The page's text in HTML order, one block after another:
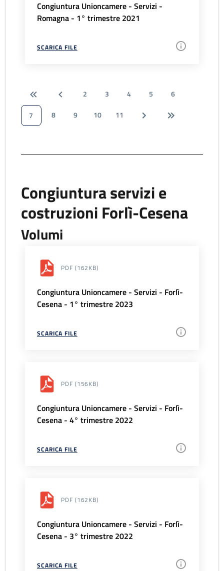
Congiuntura Unioncamere - Servizi -
Romagna - 1° trimestre 2021
SCARICA FILE
2 3 4 5
6
7
8 9 10 11
Congiuntura servizi e
costruzioni Forlì-Cesena
Volumi
PDF (162KB)
Congiuntura Unioncamere - Servizi - Forlì-
Cesena - 1° trimestre 2023
SCARICA FILE
PDF (156KB)
Congiuntura Unioncamere - Servizi - Forlì-
Cesena - 4° trimestre 2022
SCARICA FILE
PDF (162KB)
Congiuntura Unioncamere - Servizi - Forlì-
Cesena - 3° trimestre 2022
SCARICA FILE